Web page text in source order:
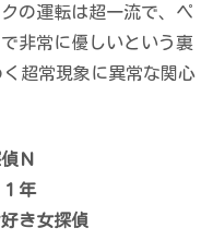
の運転は超一流で、ペ
非常に優しいという裏
超常現象に異常な関心
Ｎ
年
き女探偵